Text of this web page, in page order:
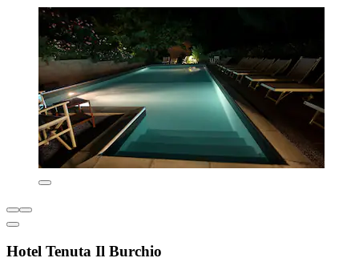
Hotel Tenuta Il Burchio